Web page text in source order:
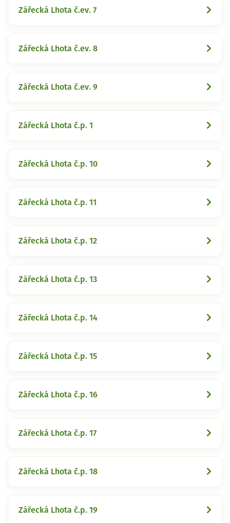
Zářecká Lhota č.ev. 7
Zářecká Lhota č.ev. 8
Zářecká Lhota č.ev. 9
Zářecká Lhota č.p. 1
Zářecká Lhota č.p. 10
Zářecká Lhota č.p. 11
Zářecká Lhota č.p. 12
Zářecká Lhota č.p. 13
Zářecká Lhota č.p. 14
Zářecká Lhota č.p. 15
Zářecká Lhota č.p. 16
Zářecká Lhota č.p. 17
Zářecká Lhota č.p. 18
Zářecká Lhota č.p. 19